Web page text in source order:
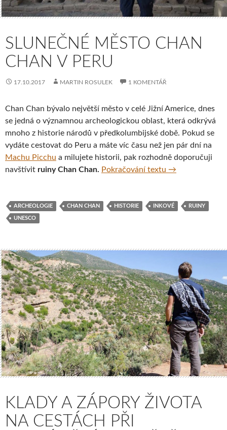
SLUNEČNÉ MĚSTO CHAN
CHAN V PERU
17.10.2017 MARTIN ROSULEK 1 KOMENTÁŘ
Chan Chan bývalo největší město v celé Jižní Americe, dnes
se jedná o významnou archeologickou oblast, která odkrývá
mnoho z historie národů v předkolumbijské době. Pokud se
vydáte cestovat do Peru a máte víc času než jen pár dní na
Machu Picchu a milujete historii, pak rozhodně doporučuji
navštívit ruiny Chan Chan. Pokračování textu Slunečné město
→
ARCHEOLOGIE CHAN CHAN HISTORIE INKOVÉ RUINY
UNESCO
KLADY A ZÁPORY ŽIVOTA
NA CESTÁCH PŘI